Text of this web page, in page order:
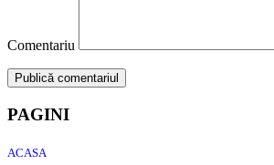
Comentariu
PAGINI
ACASA